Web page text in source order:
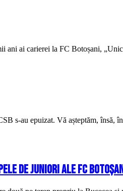
ai carierei la FC Botoșani,
s-au epuizat. Vă așteptăm, însă,
de juniori ale FC